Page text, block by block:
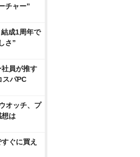
チャー”
成1周年で
さ”
社員が推す
スパPC
オッチ、プ
想は
ぐに買え